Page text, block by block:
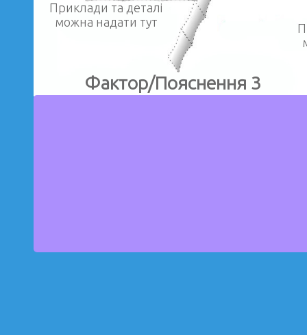
Фактор/Пояснення 3
Приклади та деталі
можна надати тут